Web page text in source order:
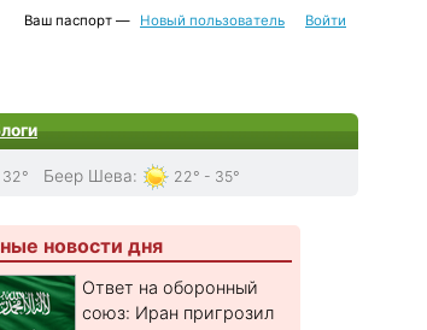
Ваш паспорт — Новый пользователь Войти
32° Беер Шева: 22° - 35°
новости дня
Ответ на оборонный
союз: Иран пригрозил